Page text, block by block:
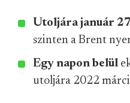
Utoljára január
szinten a Brent
Egy napon belül
utoljára 2022